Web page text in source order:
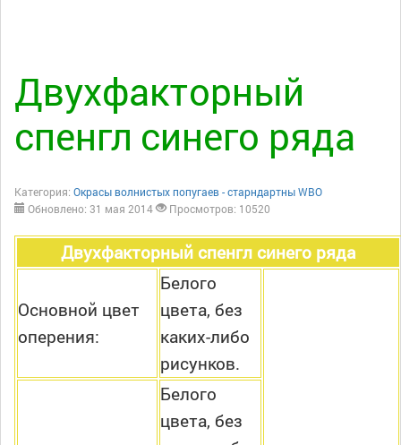
Двухфакторный
спенгл синего ряда
Категория: Окрасы волнистых попугаев - старндартны WBO
Обновлено: 31 мая 2014
Просмотров: 10520
Двухфакторный спенгл синего ряда
Основной цвет
оперения:
Белого
цвета, без
каких-либо
рисунков.
Белого
цвета, без